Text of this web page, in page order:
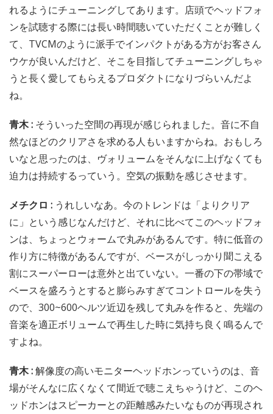
れるようにチューニングしてあります。店頭でヘッドフォ
ンを試聴する際には長い時間聴いていただくことが難しく
て、TVCMのように派手でインパクトがある方がお客さん
ウケが良いんだけど、そこを目指してチューニングしちゃ
うと長く愛してもらえるプロダクトになりづらいんだよ
ね。
青木 : そういった空間の再現が感じられました。音に不自
然なほどのクリアさを求める人もいますからね。おもしろ
いなと思ったのは、ヴォリュームをそんなに上げなくても
迫力は持続するっていう。空気の振動を感じさせます。
メチクロ : うれしいなあ。今のトレンドは「よりクリア
に」という感じなんだけど、それに比べてこのヘッドフォ
ンは、ちょっとウォームで丸みがあるんです。特に低音の
作り方に特徴があるんですが、ベースがしっかり聞こえる
割にスーパーローは意外と出ていない。一番の下の帯域で
ベースを盛ろうとすると膨らみすぎてコントロールを失う
ので、300~600ヘルツ近辺を残して丸みを作ると、先端の
音楽を適正ボリュームで再生した時に気持ち良く鳴るんで
すよね。
青木 :解像度の高いモニターヘッドホンっていうのは、音
場がそんなに広くなくて間近で聴こえちゃうけど、このヘ
ッドホンはスピーカーとの距離感みたいなものが再現され